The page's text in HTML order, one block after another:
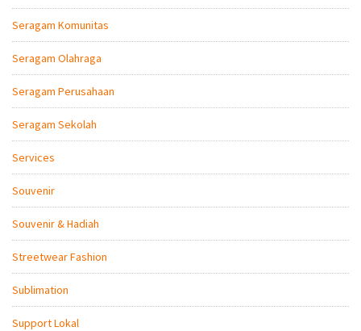
Seragam Komunitas
Seragam Olahraga
Seragam Perusahaan
Seragam Sekolah
Services
Souvenir
Souvenir & Hadiah
Streetwear Fashion
Sublimation
Support Lokal